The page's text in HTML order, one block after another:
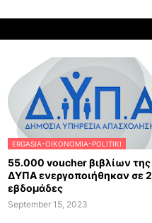
ERGASIA-OIKONOMIA-POLITIKI
55.000 voucher βιβλίων της
ΔΥΠΑ ενεργοποιήθηκαν σε 2
εβδομάδες
September 15, 2023